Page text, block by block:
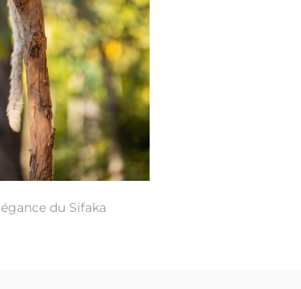
du Sifaka